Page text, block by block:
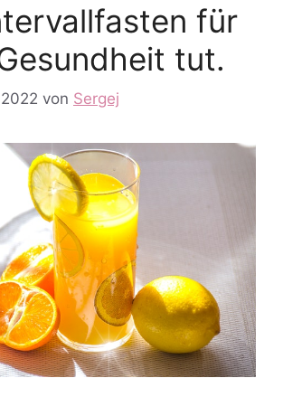
für
tut.
von Sergej